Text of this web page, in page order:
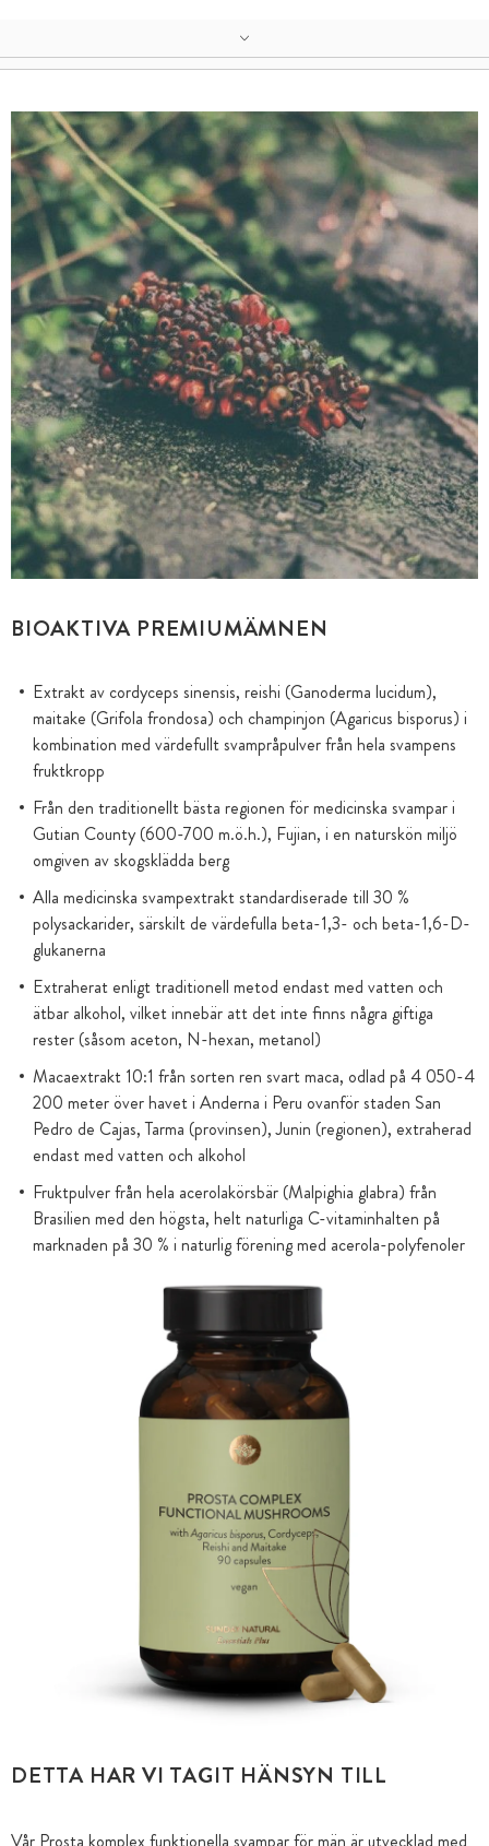
BIOAKTIVA PREMIUMÄMNEN
Extrakt av cordyceps sinensis, reishi (Ganoderma lucidum),
maitake (Grifola frondosa) och champinjon (Agaricus bisporus) i
kombination med värdefullt svampråpulver från hela svampens
fruktkropp
Från den traditionellt bästa regionen för medicinska svampar i
Gutian County (600-700 m.ö.h.), Fujian, i en naturskön miljö
omgiven av skogsklädda berg
Alla medicinska svampextrakt standardiserade till 30 %
polysackarider, särskilt de värdefulla beta-1,3- och beta-1,6-D-
glukanerna
Extraherat enligt traditionell metod endast med vatten och
ätbar alkohol, vilket innebär att det inte finns några giftiga
rester (såsom aceton, N-hexan, metanol)
Macaextrakt 10:1 från sorten ren svart maca, odlad på 4 050-4
200 meter över havet i Anderna i Peru ovanför staden San
Pedro de Cajas, Tarma (provinsen), Junin (regionen), extraherad
endast med vatten och alkohol
Fruktpulver från hela acerolakörsbär (Malpighia glabra) från
Brasilien med den högsta, helt naturliga C-vitaminhalten på
marknaden på 30 % i naturlig förening med acerola-polyfenoler
DETTA HAR VI TAGIT HÄNSYN TILL